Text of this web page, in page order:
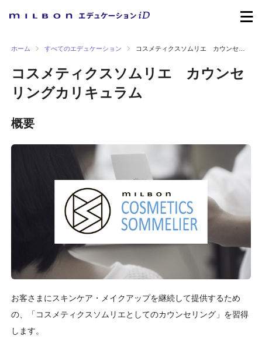
ホーム すべてのエデュケーション コスメティクスソムリエ カウンセリングカリキュラム
コスメティクスソムリエ カウンセ
リングカリキュラム
概要
お客さまにスキンケア・メイクアップを継続して提供するため
の、「コスメティクスソムリエとしてのカウンセリング」を習得
します。